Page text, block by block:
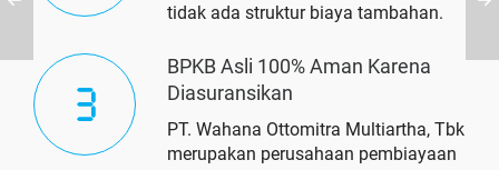
tidak ada struktur biaya tambahan.
BPKB Asli 100% Aman Karena
Diasuransikan
PT. Wahana Ottomitra Multiartha, Tbk
merupakan perusahaan pembiayaan